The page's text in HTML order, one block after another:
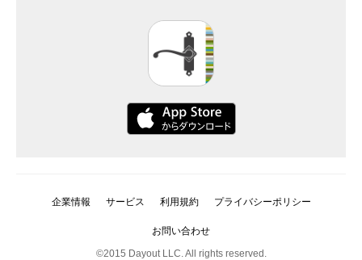
企業情報 サービス 利用規約 プライバシーポリシー
お問い合わせ
©2015 Dayout LLC. All rights reserved.